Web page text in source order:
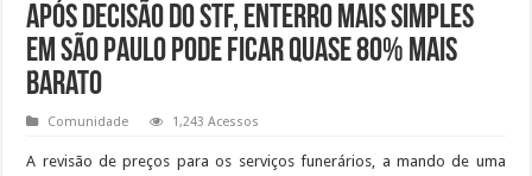
Após decisão do STF, enterro mais simples
em São Paulo pode ficar quase 80% mais
barato
Comunidade 1,243 Acessos
A revisão de preços para os serviços funerários, a mando de uma